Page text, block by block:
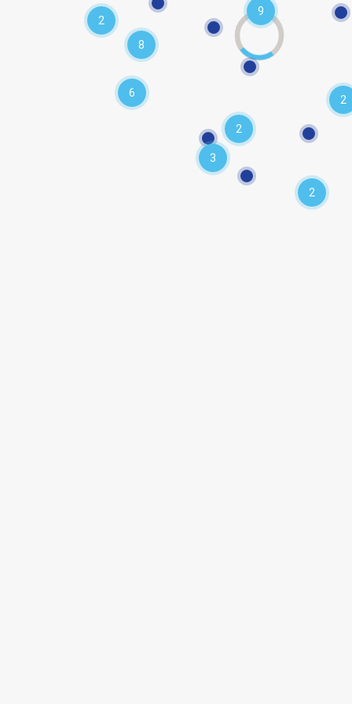
9
6
3
8
2
2
2
2